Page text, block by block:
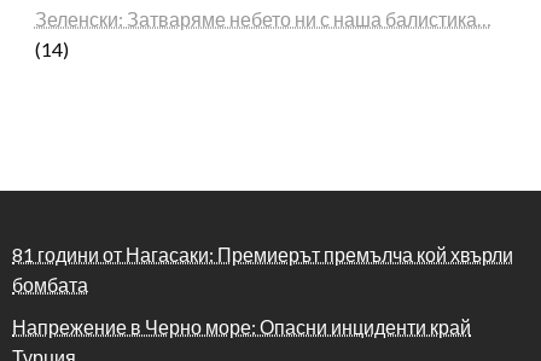
Зеленски: Затваряме небето ни с наша балистика…
(14)
81 години от Нагасаки: Премиерът премълча кой хвърли
бомбата
Напрежение в Черно море: Опасни инциденти край